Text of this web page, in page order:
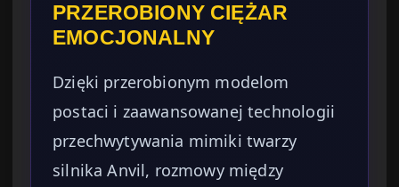
PRZEROBIONY CIĘŻAR
EMOCJONALNY
Dzięki przerobionym modelom
postaci i zaawansowanej technologii
przechwytywania mimiki twarzy
silnika Anvil, rozmowy między